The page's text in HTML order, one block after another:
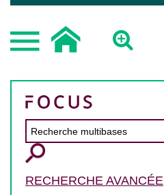
RECHERCHE AVANCÉE